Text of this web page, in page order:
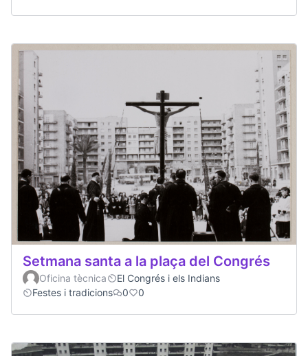
Setmana santa a la plaça del Congrés
Oficina tècnica
El Congrés i els Indians
Festes i tradicions
0 0